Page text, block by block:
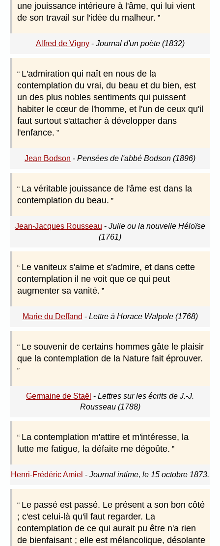
une jouissance intérieure à l'âme, qui lui vient
de son travail sur l'idée du malheur.
Alfred de Vigny- Journal d'un poète (1832)
L'admiration qui naît en nous de la
contemplation du vrai, du beau et du bien, est
un des plus nobles sentiments qui puissent
habiter le cœur de l'homme, et l'un de ceux qu'il
faut surtout s'attacher à développer dans
l'enfance.
Jean Bodson - Pensées de l'abbé Bodson (1896)
La véritable jouissance de l'âme est dans la
contemplation du beau.
Jean-Jacques Rousseau - Julie ou la nouvelle Héloïse
(1761)
Le vaniteux s'aime et s'admire, et dans cette
contemplation il ne voit que ce qui peut
augmenter sa vanité.
Marie du Deffand - Lettre à Horace Walpole (1768)
Le souvenir de certains hommes gâte le plaisir
que la contemplation de la Nature fait éprouver.
Germaine de Staël - Lettres sur les écrits de J.-J.
Rousseau (1788)
La contemplation m'attire et m'intéresse, la
lutte me fatigue, la défaite me dégoûte.
Henri-Frédéric Amiel - Journal intime, le 15 octobre 1873.
Le passé est passé. Le présent a son bon côté
; c'est celui-là qu'il faut regarder. La
contemplation de ce qui aurait pu être n'a rien
de bienfaisant ; elle est mélancolique, désolante